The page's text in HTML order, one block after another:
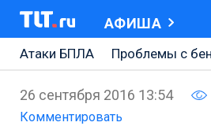
АФИША
Атаки БПЛА
Проблемы с
Ремонт Центральной площади
26 сентября 2016 13:54
Комментировать